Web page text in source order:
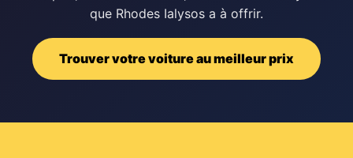
que Rhodes Ialysos a à offrir.
Trouver votre voiture au meilleur prix